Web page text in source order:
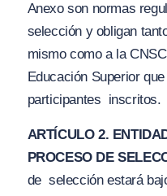
Anexo son normas
selección y obligan
mismo como a la
Educación Superior
participantes inscritos.
ARTÍCULO 2.
PROCESO DE
de selección estará